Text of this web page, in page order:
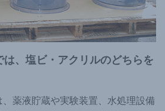
、塩ビ・アクリルのどちらを
薬液貯蔵や実験装置、水処理設備